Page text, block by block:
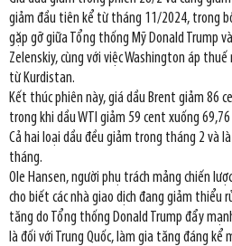
giảm đầu tiên kể từ tháng 11/2024, trong
gặp gỡ giữa Tổng thống Mỹ Donald Trump
Zelenskiy, cùng với việc Washington áp
từ Kurdistan.
Kết thúc phiên này, giá dầu Brent giảm 86
trong khi dầu WTI giảm 59 cent xuống
Cả hai loại dầu đều giảm trong tháng 2 và
tháng.
Ole Hansen, người phụ trách mảng chiến
cho biết các nhà giao dịch đang giảm thiểu
tăng do Tổng thống Donald Trump đẩy
là đối với Trung Quốc, làm gia tăng đáng kể